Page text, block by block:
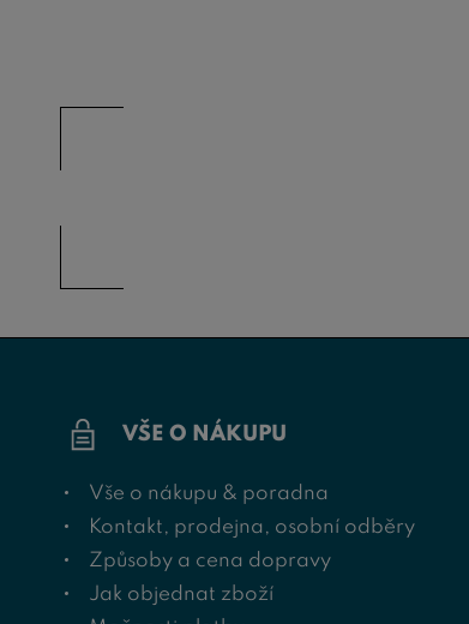
VŠE O NÁKUPU
Vše o nákupu & poradna
Kontakt, prodejna, osobní odběry
Způsoby a cena dopravy
Jak objednat zboží